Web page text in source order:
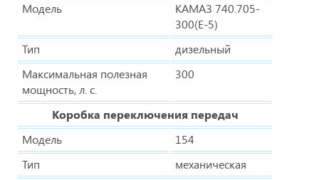
Модель
КАМАЗ 740.705-
300(Е-5)
Тип
дизельный
Максимальная полезная
мощность, л. с.
300
Коробка переключения передач
Модель
154
Тип
механическая